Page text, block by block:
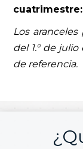
cuatrimestre:
Los
del 1.° de
de referencia.